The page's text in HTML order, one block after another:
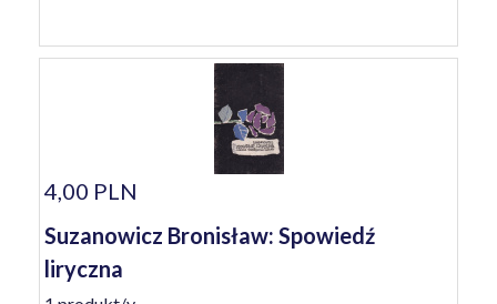
4,00 PLN
Suzanowicz Bronisław: Spowiedź
liryczna